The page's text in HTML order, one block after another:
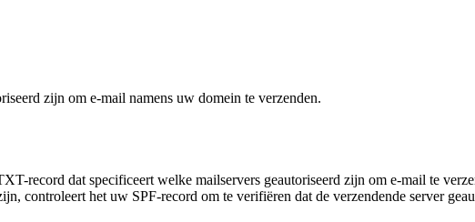
zijn om e-mail namens uw domein te verzenden.
record dat specificeert welke mailservers geautoriseerd zijn om e-mail te
controleert het uw SPF-record om te verifiëren dat de verzendende server